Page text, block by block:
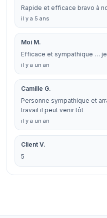
Rapide et efficace bravo à
il y a 5 ans
Moi M.
Efficace et sympathique …
il y a un an
Camille G.
Personne sympathique et
travail il peut venir tôt
il y a un an
Client V.
5